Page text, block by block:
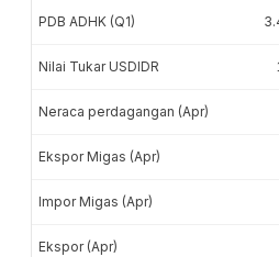
PDB ADHK (Q1)
Nilai Tukar USDIDR
Neraca perdagangan (Apr)
Ekspor Migas (Apr)
Impor Migas (Apr)
Ekspor (Apr)